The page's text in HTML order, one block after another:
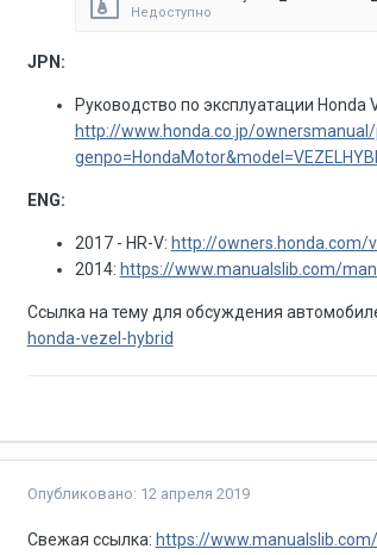
Недоступно
JPN:
Руководство по эксплуатации Honda
http://www.honda.co.jp/
ENG:
2017 - HR-V: http://owners.honda.com/
2014: https://www.manualslib.com/
Ссылка на тему для обсуждения
honda-vezel-hybrid
Опубликовано: 12 апреля 2019
Свежая ссылка: https://